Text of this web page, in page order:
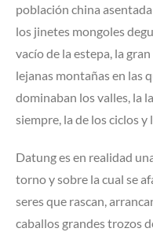
población china
los jinetes mongoles
vacío de la estepa, la
lejanas montañas en las
dominaban los valles, la
siempre, la de los ciclos y
Datung es en realidad
torno y sobre la cual se
seres que rascan,
caballos grandes trozos